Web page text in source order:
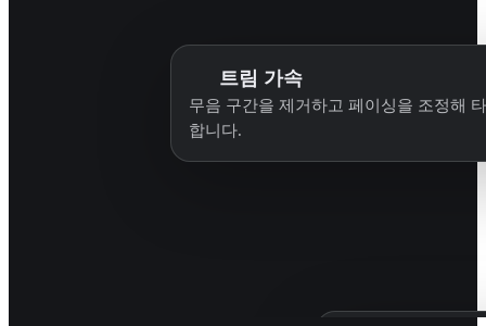
트림 가속
무음 구간을 제거하고 페이싱을 조정해
합니다.